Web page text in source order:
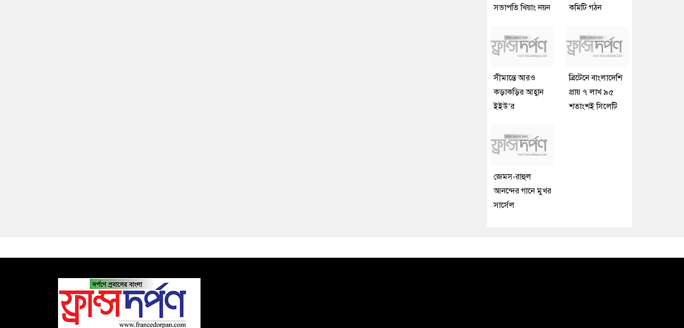
সভাপতি খিয়াং নয়ন
কমিটি গঠন
সীমান্তে আরও
কড়াকড়ির আহ্বান
ইইউ’র
ব্রিটেনে বাংলাদেশি
প্রায় ৭ লাখ ৯৫
শতাংশই সিলেটি
জেমস-রাহুল
আনন্দের গানে মুখর
সার্সেল